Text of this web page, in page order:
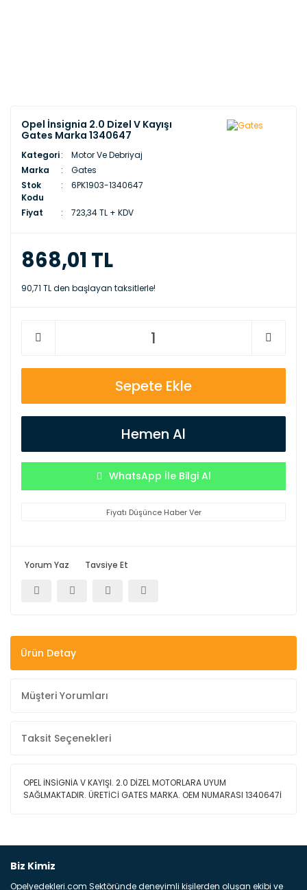
Opel İnsignia 2.0 Dizel V Kayışı
Gates Marka 1340647
Kategori
Motor Ve Debriyaj
Marka
Gates
Stok
Kodu
6PK1903-1340647
Fiyat 723,34 TL + KDV
868,01 TL
90,71 TL den başlayan taksitlerle!
Sepete Ekle
Hemen Al
WhatsApp İle Bilgi Al
Fiyatı Düşünce Haber Ver
Yorum Yaz Tavsiye Et
Ürün Detay
Müşteri Yorumları
Taksit Seçenekleri
OPEL İNSİGNİA V KAYIŞI. 2.0 DİZEL MOTORLARA UYUM
SAĞLMAKTADIR. ÜRETİCİ GATES MARKA. OEM NUMARASI 1340647İ
Biz Kimiz
Opelyedekleri.com Sektöründe deneyimli kişilerden oluşan ekibi ve